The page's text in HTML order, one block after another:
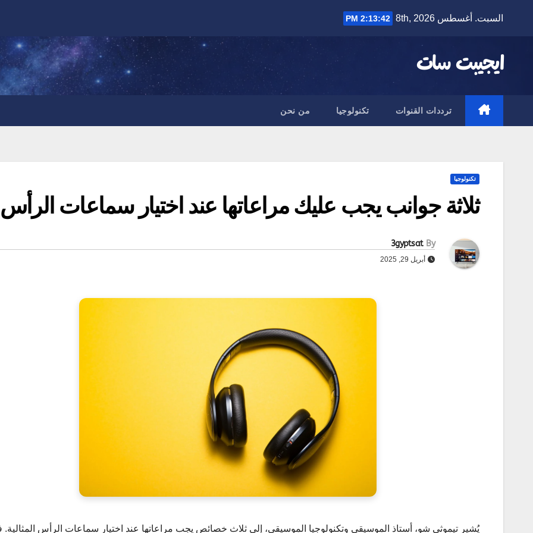
السبت. أغسطس 8th, 2026 2:13:43 PM
ايجيبت سات
ترددات القنوات تكنولوجيا من نحن
تكنولوجيا
ثلاثة جوانب يجب عليك مراعاتها عند اختيار سماعات الرأس
By
3gyptsat
أبريل 29, 2025
يُشير تيموثي شو، أستاذ الموسيقى وتكنولوجيا الموسيقى، إلى ثلاث خصائص يجب مراعاتها عند اختيار سماعات الرأس